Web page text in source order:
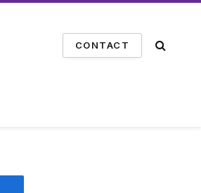
CONTACT